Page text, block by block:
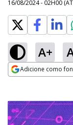
16/08/2024 - 02H00
A+
Adicione como